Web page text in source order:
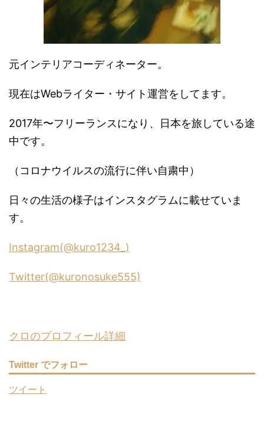
元インテリアコーディネーター。
現在はWebライター・サイト運営をしてます。
2017年〜フリーランスになり、日本を旅している途
中です。
（コロナウイルスの流行に伴い自粛中）
日々の生活の様子はインスタグラムに載せていま
す。
Instagram(@kuro1234_)
Twitter(@kuronosuke555)
クロのプロフィール詳細
Twitter でフォロー
ツイート